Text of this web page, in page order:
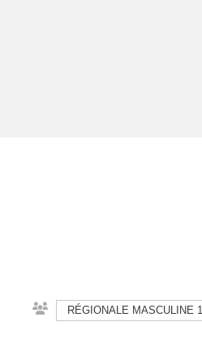
RÉGIONALE MASCULINE 1